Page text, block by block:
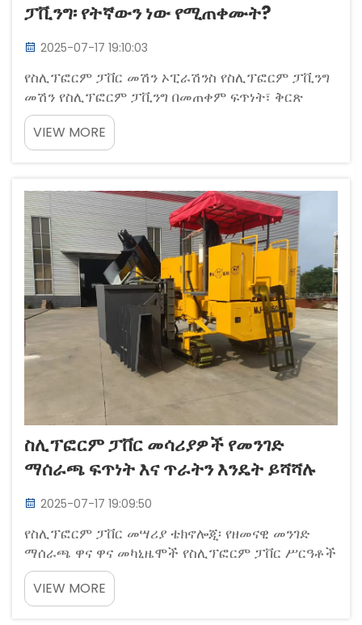
ፓቪንግ፡ የትኛውን ነው የሚጠቀሙት?
2025-07-17 19:10:03
የስሊፕፎርም ፓቨር መሽን ኦፒራሽንስ የስሊፕፎርም ፓቪንግ
መሽን የስሊፕፎርም ፓቪንግ በመጠቀም ፍጥነት፣ ቅርጽ
ለማድረግ እና የፒ.ሲ.ሲ. ክብደትን ለመጨመር ቅጽ በተከታታይ
የሚጎዳውን ፓቪንግ ሂደት እንደ መንገድ ይገለጻል።
VIEW MORE
ስሊፕፎርም ፓቨር መሳሪያዎች የመንገድ
ማሰራጫ ፍጥነት እና ጥራትን እንዴት ይሻሻሉ
2025-07-17 19:09:50
የስሊፕፎርም ፓቨር መሣሪያ ቴክኖሎጂ፡ የዘመናዊ መንገድ
ማሰራጫ ዋና ዋና መካኒዜሞች የስሊፕፎርም ፓቨር ሥርዓቶች
በራስን የሚቆጣጠሩ ሂደቶች ጋር የመንገድ ማሰራጫን
አስተካክለዋል ሲል የ400-600 ሊኒያር ሜትር የተቀናጀ
የመንገድ ጠርዝ ያቀርቡታል...
VIEW MORE